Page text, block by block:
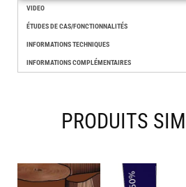
VIDEO
ÉTUDES DE CAS/FONCTIONNALITÉS
INFORMATIONS TECHNIQUES
INFORMATIONS COMPLÉMENTAIRES
PRODUITS